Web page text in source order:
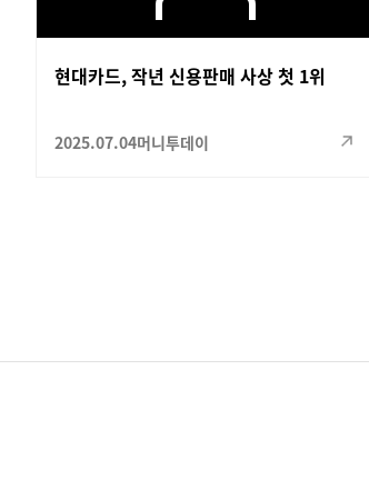
현대카드, 작년 신용판매 사상 첫 1위
2025.07.04머니투데이